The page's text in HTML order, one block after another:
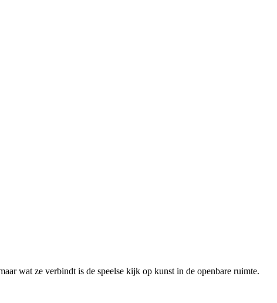
wat ze verbindt is de speelse kijk op kunst in de openbare ruimte.